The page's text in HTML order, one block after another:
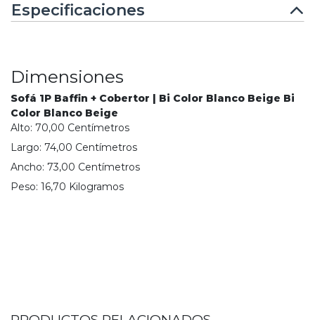
Especificaciones
Dimensiones
Sofá 1P Baffin + Cobertor | Bi Color Blanco Beige Bi
Color Blanco Beige
Alto: 70,00 Centímetros
Largo: 74,00 Centímetros
Ancho: 73,00 Centímetros
Peso: 16,70 Kilogramos